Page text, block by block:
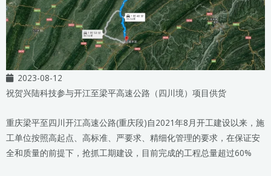
2023-08-12
祝贺兴陆科技参与开江至梁平高速公路（四川境）项目供货
重庆梁平至四川开江高速公路(重庆段)自2021年8月开工建设以来，施
工单位按照高起点、高标准、严要求、精细化管理的要求，在保证安
全和质量的前提下，抢抓工期建设，目前完成的工程总量超过60%